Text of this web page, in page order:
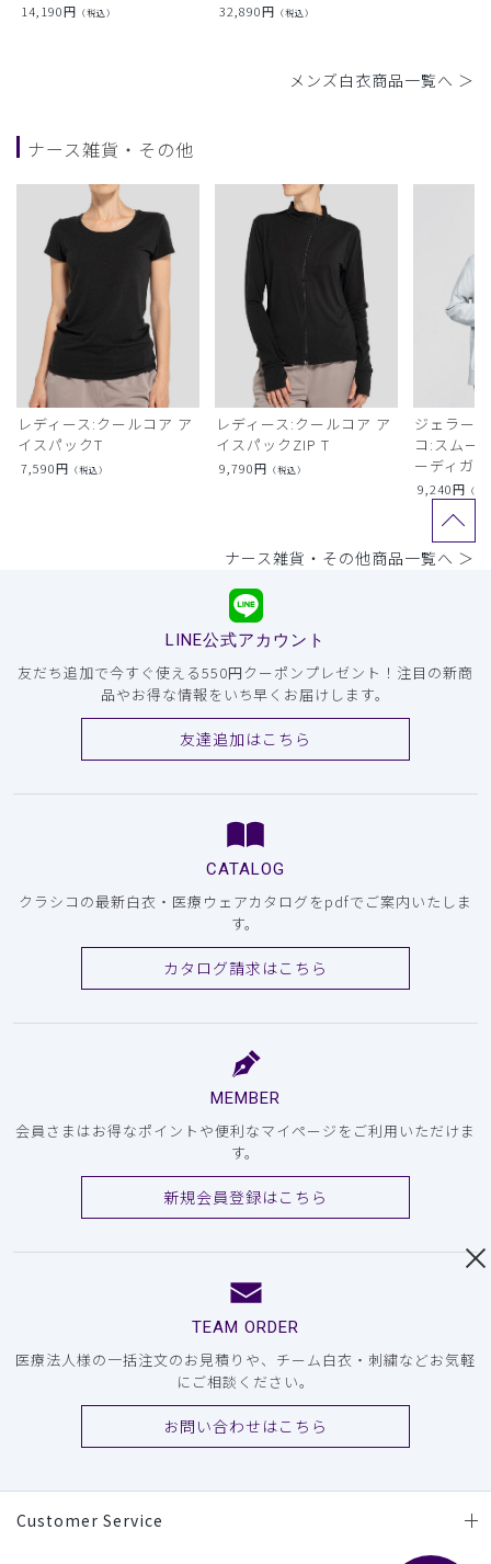
14,190円 （税込） 32,890円 （税込）
メンズ白衣商品一覧へ ＞
ナース雑貨・その他
レディース:クールコア ア
イスパックT
7,590円 （税込）
レディース:クールコア ア
イスパックZIP T
9,790円 （税込）
ジェラー
コ:スムー
ーディガン
9,240円 （税
ナース雑貨・その他商品一覧へ ＞
LINE公式アカウント
友だち追加で今すぐ使える550円クーポンプレゼント！注目の新商
品やお得な情報をいち早くお届けします。
友達追加はこちら
CATALOG
クラシコの最新白衣・医療ウェアカタログをpdfでご案内いたしま
す。
カタログ請求はこちら
MEMBER
会員さまはお得なポイントや便利なマイページをご利用いただけま
す。
新規会員登録はこちら
TEAM ORDER
医療法人様の一括注文のお見積りや、チーム白衣・刺繍などお気軽
にご相談ください。
お問い合わせはこちら
Customer Service